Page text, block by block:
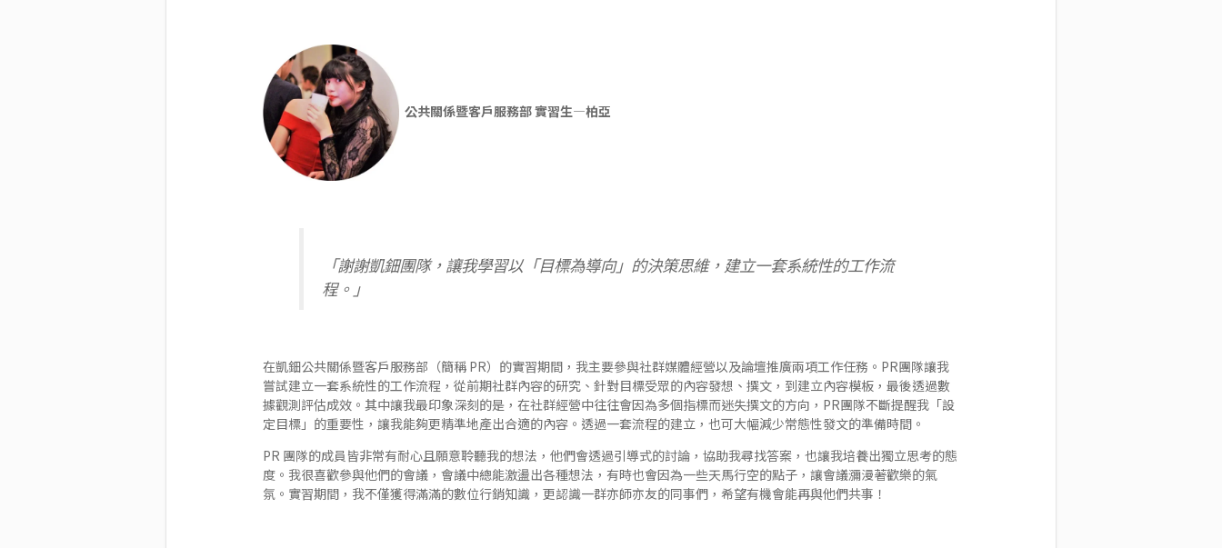
公共關係暨客戶服務部 實習生—柏亞
「謝謝凱鈿團隊，讓我學習以「目標為導向」的決策思維，建立一套系統性的工作流
程。」
在凱鈿公共關係暨客戶服務部（簡稱 PR）的實習期間，我主要參與社群媒體經營以及論壇推廣兩項工作任務。PR團隊讓我
嘗試建立一套系統性的工作流程，從前期社群內容的研究、針對目標受眾的內容發想、撰文，到建立內容模板，最後透過數
據觀測評估成效。其中讓我最印象深刻的是，在社群經營中往往會因為多個指標而迷失撰文的方向，PR團隊不斷提醒我「設
定目標」的重要性，讓我能夠更精準地產出合適的內容。透過一套流程的建立，也可大幅減少常態性發文的準備時間。
PR 團隊的成員皆非常有耐心且願意聆聽我的想法，他們會透過引導式的討論，協助我尋找答案，也讓我培養出獨立思考的態
度。我很喜歡參與他們的會議，會議中總能激盪出各種想法，有時也會因為一些天馬行空的點子，讓會議瀰漫著歡樂的氣
氛。實習期間，我不僅獲得滿滿的數位行銷知識，更認識一群亦師亦友的同事們，希望有機會能再與他們共事！